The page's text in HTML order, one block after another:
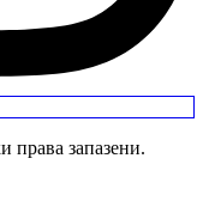
права запазени.